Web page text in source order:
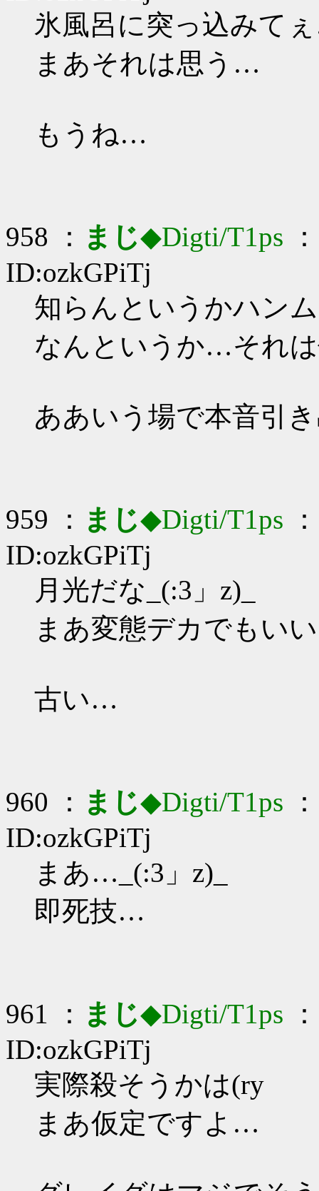
氷風呂に突っ込みて
まあそれは思う…
もうね…
958 ： まじ◆Digti/T1ps
ID:ozkGPiTj
知らんというかハン
なんというか…それ
ああいう場で本音引
959 ： まじ◆Digti/T1ps
ID:ozkGPiTj
月光だな_(:3」z)_
まあ変態デカでもい
古い…
960 ： まじ◆Digti/T1ps
ID:ozkGPiTj
まあ…_(:3」z)_
即死技…
961 ： まじ◆Digti/T1ps
ID:ozkGPiTj
実際殺そうかは(ry
まあ仮定ですよ…